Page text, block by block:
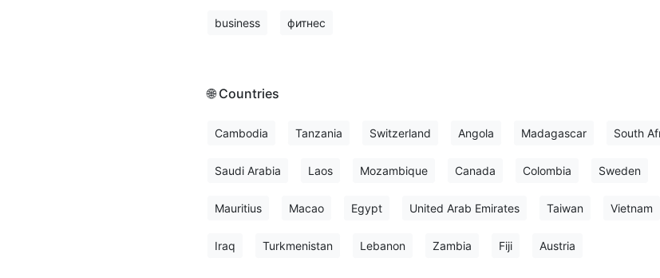
business фитнес
🌐 Countries
Cambodia Tanzania Switzerland Angola Madagascar South
Saudi Arabia Laos Mozambique Canada Colombia Sweden
Mauritius Macao Egypt United Arab Emirates Taiwan Vietnam
Iraq Turkmenistan Lebanon Zambia Fiji Austria